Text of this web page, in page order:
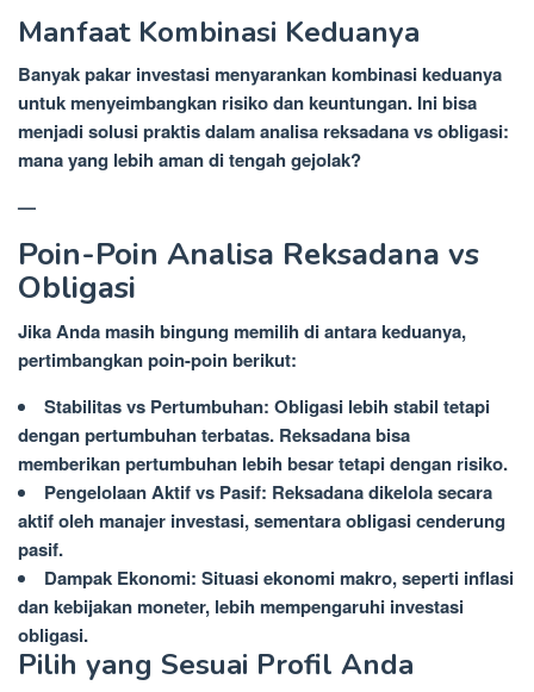
Manfaat Kombinasi Keduanya
Banyak pakar investasi menyarankan kombinasi keduanya
untuk menyeimbangkan risiko dan keuntungan. Ini bisa
menjadi solusi praktis dalam analisa reksadana vs obligasi:
mana yang lebih aman di tengah gejolak?
—
Poin-Poin Analisa Reksadana vs
Obligasi
Jika Anda masih bingung memilih di antara keduanya,
pertimbangkan poin-poin berikut:
Stabilitas vs Pertumbuhan: Obligasi lebih stabil tetapi
dengan pertumbuhan terbatas. Reksadana bisa
memberikan pertumbuhan lebih besar tetapi dengan risiko.
Pengelolaan Aktif vs Pasif: Reksadana dikelola secara
aktif oleh manajer investasi, sementara obligasi cenderung
pasif.
Dampak Ekonomi: Situasi ekonomi makro, seperti inflasi
dan kebijakan moneter, lebih mempengaruhi investasi
obligasi.
Pilih yang Sesuai Profil Anda